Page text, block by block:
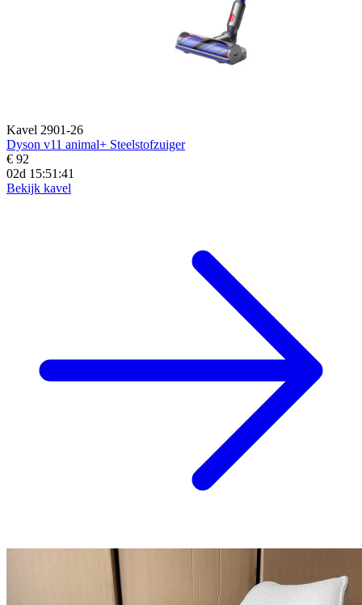
Kavel 2901-26
Dyson v11 animal+ Steelstofzuiger
€ 92
02d 15:51:39
Bekijk kavel